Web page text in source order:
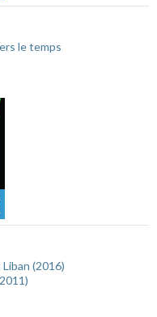
le temps
(2016)